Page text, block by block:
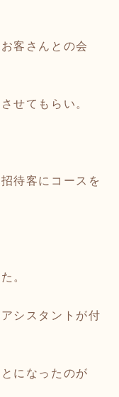
客さんとの会
せてもらい。
待客にコースを
。
シスタントが付
になったのが